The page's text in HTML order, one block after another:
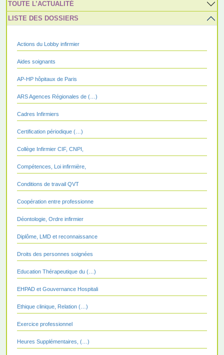
TOUTE L’ACTUALITÉ
LISTE DES DOSSIERS
Actions du Lobby infirmier
Aides soignants
AP-HP hôpitaux de Paris
ARS Agences Régionales de (…)
Cadres Infirmiers
Certification périodique (…)
Collège Infirmier CIF, CNPI,
Compétences, Loi infirmière,
Conditions de travail QVT
Coopération entre professionne
Déontologie, Ordre infirmier
Diplôme, LMD et reconnaissance
Droits des personnes soignées
Education Thérapeutique du (…)
EHPAD et Gouvernance Hospitali
Ethique clinique, Relation (…)
Exercice professionnel
Heures Supplémentaires, (…)